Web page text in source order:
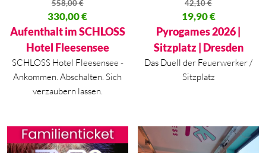
558,00€
Ursprünglicher Preis war: 558,00 €
330,00€
Aktueller Preis ist: 330,00 €.
Aufenthalt im SCHLOSS
Hotel Fleesensee
SCHLOSS Hotel Fleesensee -
Ankommen. Abschalten. Sich
verzaubern lassen.
42,10€
Ursprünglicher Preis war:
19,90€
Aktueller Preis ist: 19,90 €.
Pyrogames 2026 |
Sitzplatz | Dresden
Das Duell der Feuerwerker /
Sitzplatz